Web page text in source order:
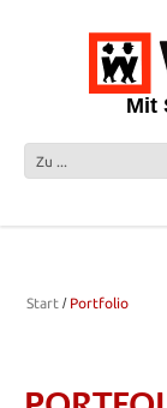
Mit
Start Portfolio